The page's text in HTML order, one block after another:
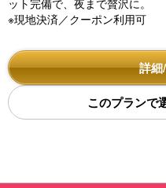
※現地決済／クーポン利用可
詳細
このプランで